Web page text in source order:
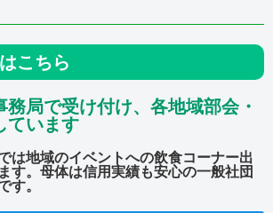
こちら
務局で受け付け、各地域部会・
ています
は地域のイベントへの飲食コーナー出
す。母体は信用実績も安心の一般社団
す。